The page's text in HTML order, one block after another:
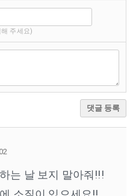
주세요)
댓글 등록
는 날 보지 말아줘!!!